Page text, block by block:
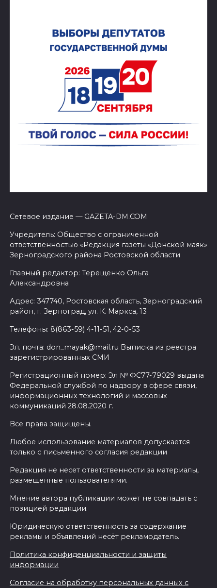
Сетевое издание — GAZETA-DM.COM
Учредитель: Общество с ограниченной
ответственностью «Редакция газеты «Донской маяк»
Зерноградского района Ростовской области
Главный редактор: Терещенко Ольга
Александровна
Адрес: 347740, Ростовская область, Зерноградский
район, г. Зерноград, ул. К. Маркса, 13
Телефоны: 8(863-59) 4-11-51, 42-0-53
Эл. почта: don_mayak@mail.ru Выписка из реестра
зарегистрированных СМИ
Регистрационный номер: Эл № ФС77-79029 выдана
Федеральной службой по надзору в сфере связи,
информационных технологий и массовых
коммуникаций 28.08.2020 г.
Все права защищены.
Любое использование материалов допускается
только с письменного согласия редакции
Редакция не несет ответственности за материалы,
размещенные пользователями.
Мнение автора публикации может не совпадать с
позицией редакции.
Юридическую ответственность за содержание
рекламы и объявлений несёт рекламодатель.
Политика конфиденциальности и защиты
информации
Согласие на обработку персональных данных с